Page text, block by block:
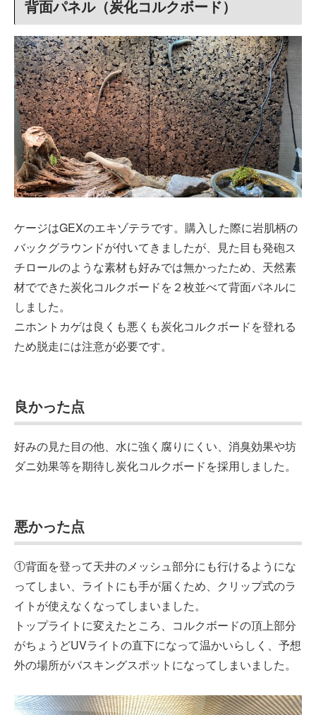
背面パネル（炭化コルクボード）
ケージはGEXのエキゾテラです。購入した際に岩肌柄の
バックグラウンドが付いてきましたが、見た目も発砲ス
チロールのような素材も好みでは無かったため、天然素
材でできた炭化コルクボードを２枚並べて背面パネルに
しました。
ニホントカゲは良くも悪くも炭化コルクボードを登れる
ため脱走には注意が必要です。
良かった点
好みの見た目の他、水に強く腐りにくい、消臭効果や坊
ダニ効果等を期待し炭化コルクボードを採用しました。
悪かった点
①背面を登って天井のメッシュ部分にも行けるようにな
ってしまい、ライトにも手が届くため、クリップ式のラ
イトが使えなくなってしまいました。
トップライトに変えたところ、コルクボードの頂上部分
がちょうどUVライトの直下になって温かいらしく、予想
外の場所がバスキングスポットになってしまいました。